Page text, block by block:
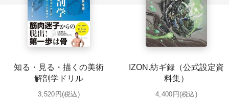
知る・見る・描くの美術
解剖学ドリル
3,520円(税込)
IZON.紡ギ録（公式設定資
料集）
4,400円(税込)